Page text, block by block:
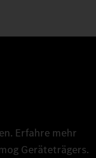
Erfahre mehr
Geräteträgers.